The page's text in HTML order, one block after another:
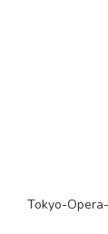
Tokyo-